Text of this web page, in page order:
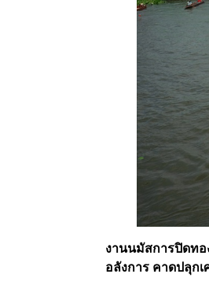
งานนมัสการปิดทอ
อลังการ คาดปลุก